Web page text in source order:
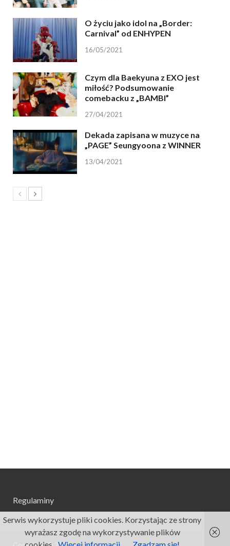
O życiu jako idol na „Border:
Carnival” od ENHYPEN
16/05/2021
Czym dla Baekyuna z EXO jest
miłość? Podsumowanie
comebacku z „BAMBI”
27/04/2021
Dekada zapisana w muzyce na
„PAGE” Seungyoona z WINNER
13/04/2021
Regulaminy
Serwis wykorzystuje pliki cookies. Korzystając ze strony
wyrażasz zgodę na wykorzystywanie plików